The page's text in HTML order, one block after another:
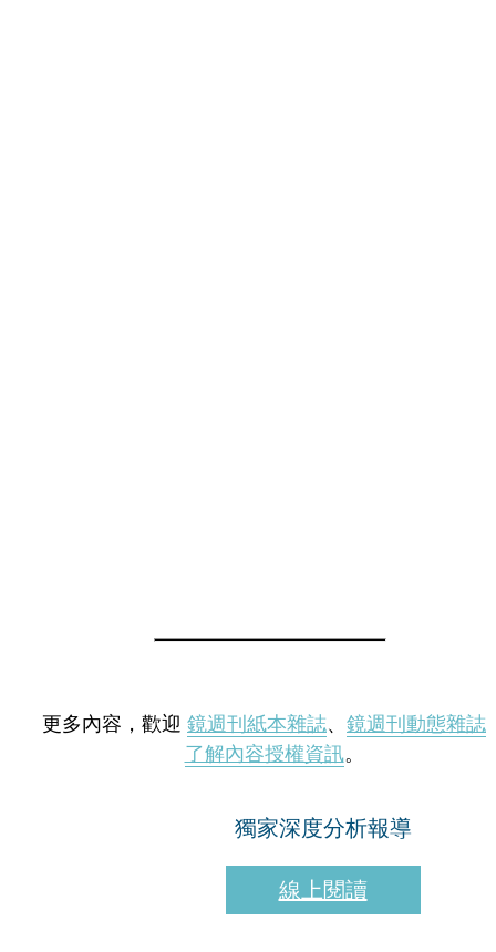
更多內容，歡迎 鏡週刊紙本雜誌、 鏡週刊動態雜誌
了解內容授權資訊。
獨家深度分析報導
線上閱讀